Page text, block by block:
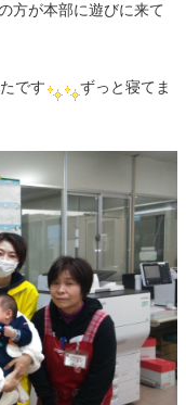
方が本部に遊びに来て
です
ずっと寝てま